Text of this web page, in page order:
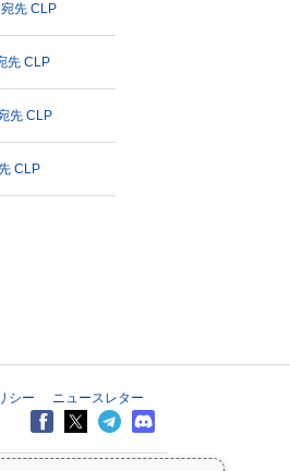
先 CLP
先 CLP
先 CLP
CLP
シー
ニュースレター